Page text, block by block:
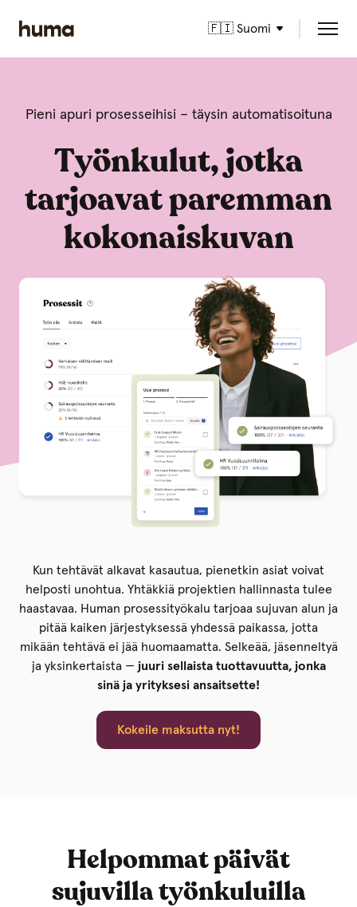
🇫🇮 Suomi
Pieni apuri prosesseihisi – täysin automatisoituna
Työnkulut, jotka
tarjoavat paremman
kokonaiskuvan
Kun tehtävät alkavat kasautua, pienetkin asiat voivat
helposti unohtua. Yhtäkkiä projektien hallinnasta tulee
haastavaa. Human prosessityökalu tarjoaa sujuvan alun ja
pitää kaiken järjestyksessä yhdessä paikassa, jotta
mikään tehtävä ei jää huomaamatta. Selkeää, jäsenneltyä
ja yksinkertaista — juuri sellaista tuottavuutta, jonka
sinä ja yrityksesi ansaitsette!
Kokeile maksutta nyt!
Helpommat päivät
sujuvilla työnkuluilla